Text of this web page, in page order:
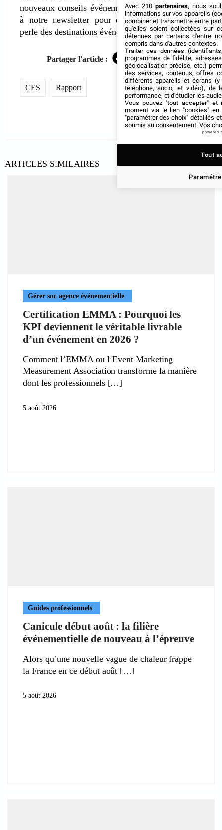
nouveaux conseils événementiels ! Abonnez-vous
à notre newsletter pour découvrir la prochaine
perle des destinations événementielles !
Partager l'article : Facebook
TwitterLinkedIn
CES Rapport
ARTICLES SIMILAIRES
Gérer son agence événementielle
Certification EMMA : Pourquoi les
KPI deviennent le véritable livrable
d’un événement en 2026 ?
Comment l’EMMA ou l’Event Marketing
Measurement Association transforme la manière
dont les professionnels
5 août 2026
Guides professionnels
Canicule début août : la filière
événementielle de nouveau à l’épreuve
Alors qu’une nouvelle vague de chaleur frappe
la France en ce début août
5 août 2026
Avec 210 partenaires, nous
informations sur vos appareils
combiner et transmettre entre
qu'elles soient collectées sur
détenues par certains d'entre
compris dans d'autres contextes.
Traiter ces données
programmes de fidélité,
géolocalisation précise, etc.)
des services, contenus, offres
différents appareils et écrans (y
téléphone, audio, et vidéo), de
performance, et d'étudier les
Vous pouvez "tout accepter" et
moment via le lien "cookies" en
"paramétrer des choix" détaillés
soumis au consentement. Vos
powered
Tout